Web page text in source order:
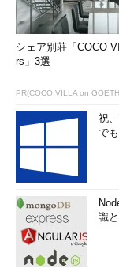
シェア別荘「COCO
rs」3選
PR(COCO VILLA on
祝
で
識